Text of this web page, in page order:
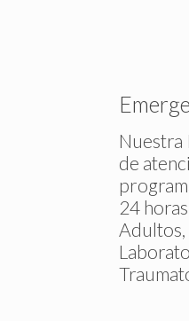
Nuestra
de
24
Adultos,